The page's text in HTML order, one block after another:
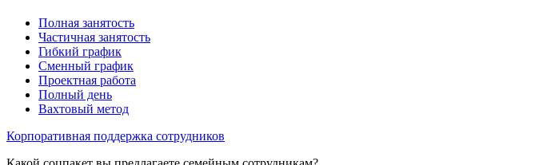
Полная занятость
Частичная занятость
Гибкий график
Сменный график
Проектная работа
Полный день
Вахтовый метод
Корпоративная поддержка сотрудников